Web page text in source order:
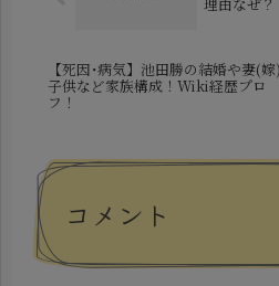
【死因･病気】池田勝の結婚や妻(嫁
子供など家族構成！Wiki経歴プロ
フ！
コメント